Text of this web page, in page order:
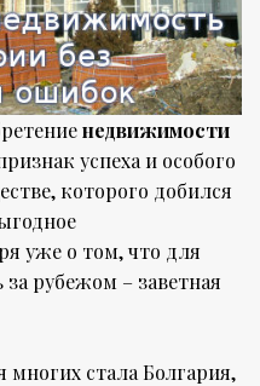
недвижимости
успеха и особого
которого добился
уже о том, что для
рубежом – заветная
стала Болгария,